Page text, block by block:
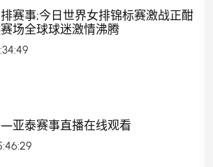
赛事;今日世界女排锦标赛激战正酣
场全球球迷激情沸腾
亚泰赛事直播在线观看